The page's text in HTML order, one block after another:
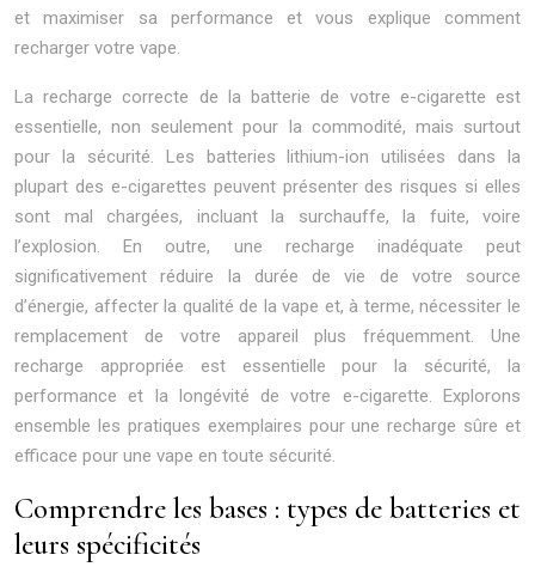
et maximiser sa performance et vous explique comment
recharger votre vape.
La recharge correcte de la batterie de votre e-cigarette est
essentielle, non seulement pour la commodité, mais surtout
pour la sécurité. Les batteries lithium-ion utilisées dans la
plupart des e-cigarettes peuvent présenter des risques si elles
sont mal chargées, incluant la surchauffe, la fuite, voire
l’explosion. En outre, une recharge inadéquate peut
significativement réduire la durée de vie de votre source
d’énergie, affecter la qualité de la vape et, à terme, nécessiter le
remplacement de votre appareil plus fréquemment. Une
recharge appropriée est essentielle pour la sécurité, la
performance et la longévité de votre e-cigarette. Explorons
ensemble les pratiques exemplaires pour une recharge sûre et
efficace pour une vape en toute sécurité.
Comprendre les bases : types de batteries et
leurs spécificités